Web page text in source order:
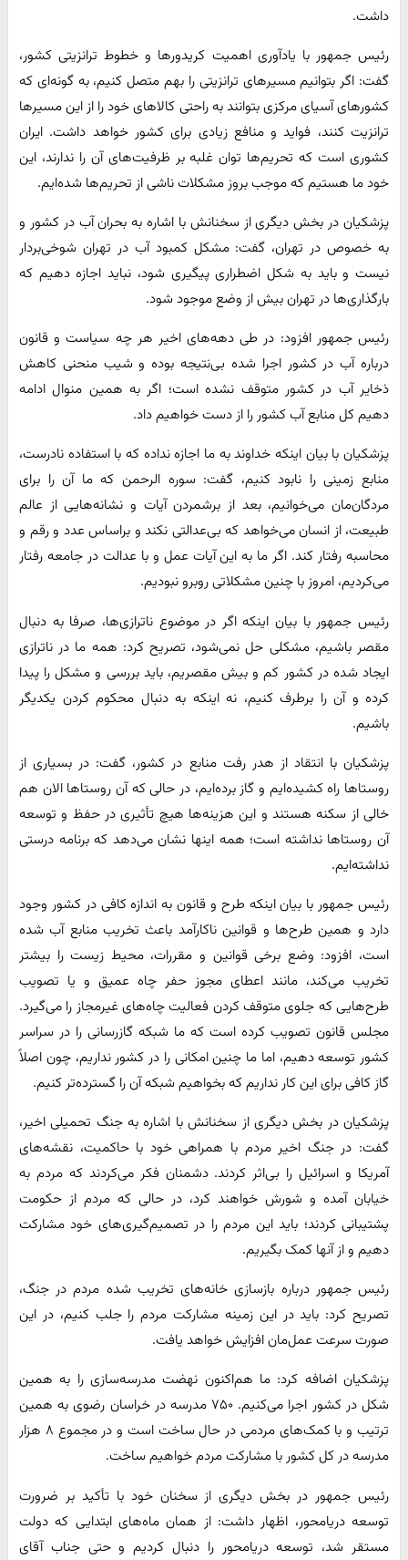
داشت.
رئیس جمهور با یادآوری اهمیت کریدورها و خطوط ترانزیتی کشور،
گفت: اگر بتوانیم مسیرهای ترانزیتی را بهم متصل کنیم، به گونه‌ای که
کشورهای آسیای مرکزی بتوانند به راحتی کالاهای خود را از این مسیرها
ترانزیت کنند، فواید و منافع زیادی برای کشور خواهد داشت. ایران
کشوری است که تحریم‌ها توان غلبه بر ظرفیت‌های آن را ندارند، این
خود ما هستیم که موجب بروز مشکلات ناشی از تحریم‌ها شده‌ایم.
پزشکیان در بخش دیگری از سخنانش با اشاره به بحران آب در کشور و
به خصوص در تهران، گفت: مشکل کمبود آب در تهران شوخی‌بردار
نیست و باید به شکل اضطراری پیگیری شود، نباید اجازه دهیم که
بارگذاری‌ها در تهران بیش از وضع موجود شود.
رئیس جمهور افزود: در طی دهه‌های اخیر هر چه سیاست و قانون
درباره آب در کشور اجرا شده بی‌نتیجه بوده و شیب منحنی کاهش
ذخایر آب در کشور متوقف نشده است؛ اگر به همین منوال ادامه
دهیم کل منابع آب کشور را از دست خواهیم داد.
پزشکیان با بیان اینکه خداوند به ما اجازه نداده که با استفاده نادرست،
منابع زمینی را نابود کنیم، گفت: سوره الرحمن که ما آن را برای
مردگان‌مان می‌خوانیم، بعد از برشمردن آیات و نشانه‌هایی از عالم
طبیعت، از انسان می‌خواهد که بی‌عدالتی نکند و براساس عدد و رقم و
محاسبه رفتار کند. اگر ما به این آیات عمل و با عدالت در جامعه رفتار
می‌کردیم، امروز با چنین مشکلاتی روبرو نبودیم.
رئیس جمهور با بیان اینکه اگر در موضوع ناترازی‌ها، صرفا به دنبال
مقصر باشیم، مشکلی حل نمی‌شود، تصریح کرد: همه ما در ناترازی
ایجاد شده در کشور کم و بیش مقصریم، باید بررسی و مشکل را پیدا
کرده و آن را برطرف کنیم، نه اینکه به دنبال محکوم کردن یکدیگر
باشیم.
پزشکیان با انتقاد از هدر رفت منابع در کشور، گفت: در بسیاری از
روستاها راه کشیده‌ایم و گاز برده‌ایم، در حالی که آن روستاها الان هم
خالی از سکنه هستند و این هزینه‌ها هیچ تأثیری در حفظ و توسعه
آن روستاها نداشته است؛ همه اینها نشان می‌دهد که برنامه درستی
نداشته‌ایم.
رئیس جمهور با بیان اینکه طرح و قانون به اندازه کافی در کشور وجود
دارد و همین طرح‌ها و قوانین ناکارآمد باعث تخریب منابع آب شده
است، افزود: وضع برخی قوانین و مقررات، محیط زیست را بیشتر
تخریب می‌کند، مانند اعطای مجوز حفر چاه عمیق و یا تصویب
طرح‌هایی که جلوی متوقف کردن فعالیت چاه‌های غیرمجاز را می‌گیرد.
مجلس قانون تصویب کرده است که ما شبکه گازرسانی را در سراسر
کشور توسعه دهیم، اما ما چنین امکانی را در کشور نداریم، چون اصلاً
گاز کافی برای این کار نداریم که بخواهیم شبکه آن را گسترده‌تر کنیم.
پزشکیان در بخش دیگری از سخنانش با اشاره به جنگ تحمیلی اخیر،
گفت: در جنگ اخیر مردم با همراهی خود با حاکمیت، نقشه‌های
آمریکا و اسرائیل را بی‌اثر کردند. دشمنان فکر می‌کردند که مردم به
خیابان آمده و شورش خواهند کرد، در حالی که مردم از حکومت
پشتیبانی کردند؛ باید این مردم را در تصمیم‌گیری‌های خود مشارکت
دهیم و از آنها کمک بگیریم.
رئیس جمهور درباره بازسازی خانه‌های تخریب شده مردم در جنگ،
تصریح کرد: باید در این زمینه مشارکت مردم را جلب کنیم، در این
صورت سرعت عمل‌مان افزایش خواهد یافت.
پزشکیان اضافه کرد: ما هم‌اکنون نهضت مدرسه‌سازی را به همین
شکل در کشور اجرا می‌کنیم. ۷۵۰ مدرسه در خراسان رضوی به همین
ترتیب و با کمک‌های مردمی در حال ساخت است و در مجموع ۸ هزار
مدرسه در کل کشور با مشارکت مردم خواهیم ساخت.
رئیس جمهور در بخش دیگری از سخنان خود با تأکید بر ضرورت
توسعه دریامحور، اظهار داشت: از همان ماه‌های ابتدایی که دولت
مستقر شد، توسعه دریامحور را دنبال کردیم و حتی جناب آقای